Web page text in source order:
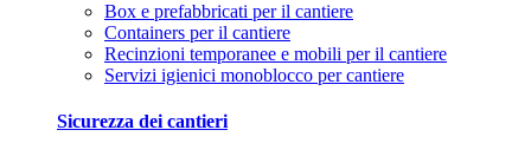
Box e prefabbricati per il cantiere
Containers per il cantiere
Recinzioni temporanee e mobili per il cantiere
Servizi igienici monoblocco per cantiere
Sicurezza dei cantieri